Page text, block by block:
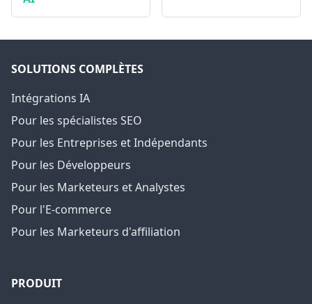
SOLUTIONS COMPLÈTES
Intégrations IA
Pour les spécialistes SEO
Pour les Entreprises et Indépendants
Pour les Développeurs
Pour les Marketeurs et Analystes
Pour l'E-commerce
Pour les Marketeurs d'affiliation
PRODUIT